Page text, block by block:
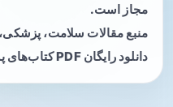
مجاز است.
منبع مقالات سلامت،
دانلود رایگان PDF کتاب‌های پزشکی.